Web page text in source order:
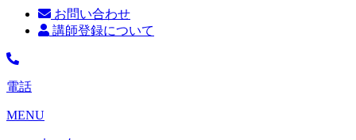
お問い合わせ
講師登録について
電話
MENU